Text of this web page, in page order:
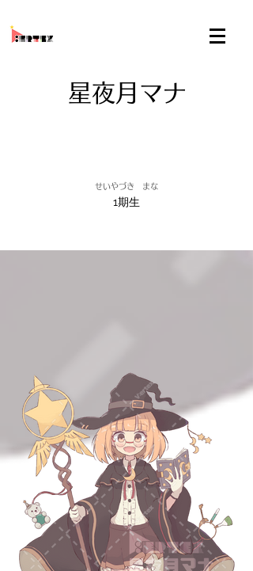
星夜月マナ
せいやづき まな
1期生